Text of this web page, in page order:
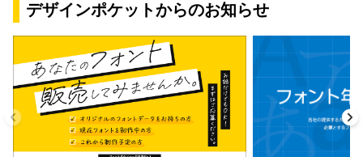
デザインポケットからのお知らせ